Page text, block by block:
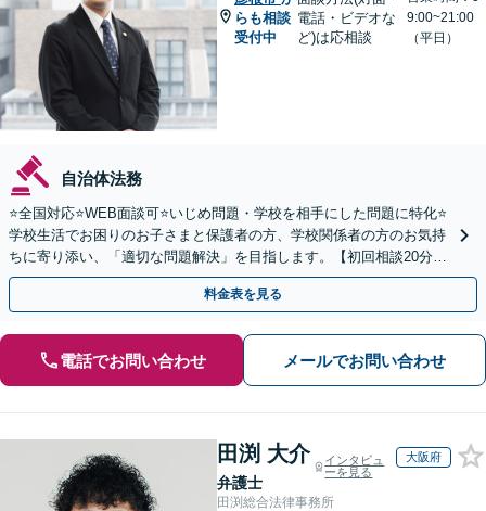
らも相談
受付中
電話・ビデオな
ど)は応相談
9:00~21:00
（平日）
自治体法務
⭐️全国対応⭐️WEB面談可⭐️いじめ問題・学校を相手にした問題に特化⭐️
学校生活でお困りのお子さまと保護者の方、学校関係者の方のお気持
ちに寄り添い、「適切な問題解決」を目指します。【初回相談20分無
料】
料金表を見る
電話でお問い合わせ メールでお問い合わせ
田渕 大介
弁護士
インタビュ
ーを見る
大阪府
田渕総合法律事務所